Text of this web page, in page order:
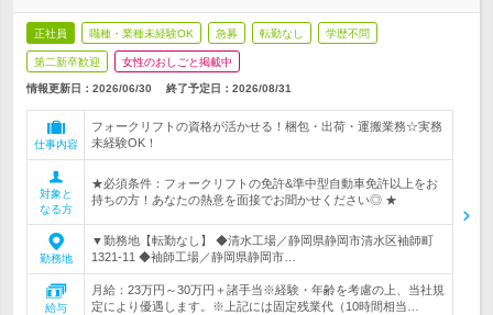
正社員 職種・業種未経験OK 急募 転勤なし 学歴不問
第二新卒歓迎 女性のおしごと掲載中
情報更新日：2026/06/30 終了予定日： 2026/08/31
仕事内容
フォークリフトの資格が活かせる！梱包・出荷・運搬業務☆実務
未経験OK！
対象と
なる方
★必須条件：フォークリフトの免許&準中型自動車免許以上をお
持ちの方！あなたの熱意を面接でお聞かせください◎ ★
勤務地
▼勤務地【転勤なし】 ◆清水工場／静岡県静岡市清水区袖師町
1321-11 ◆袖師工場／静岡県静岡市…
給与
月給：23万円～30万円＋諸手当※経験・年齢を考慮の上、当社規
定により優遇します。※上記には固定残業代（10時間相当…